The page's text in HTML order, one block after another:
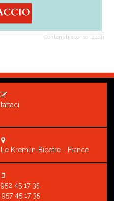
Contenuti sponsorizzati
Kremlin-Bicetre - France
45 17 35
957 45 17 35